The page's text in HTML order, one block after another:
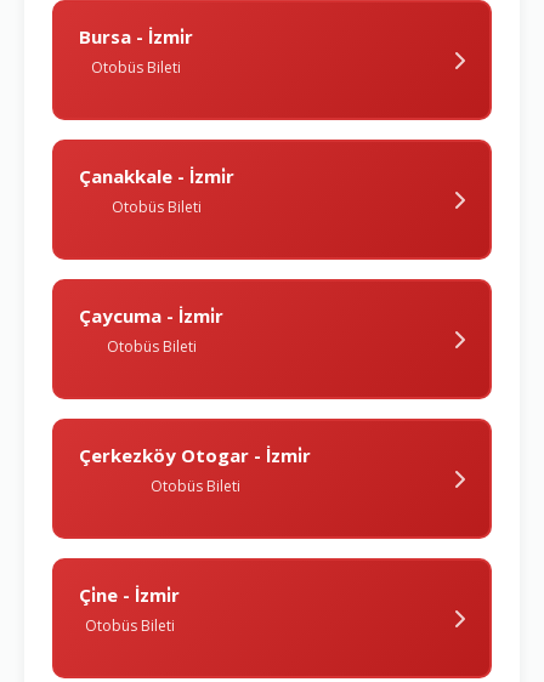
Bursa - İzmi̇r
Otobüs Bileti
Çanakkale - İzmi̇r
Otobüs Bileti
Çaycuma - İzmi̇r
Otobüs Bileti
Çerkezköy Otogar - İzmi̇r
Otobüs Bileti
Çi̇ne - İzmi̇r
Otobüs Bileti